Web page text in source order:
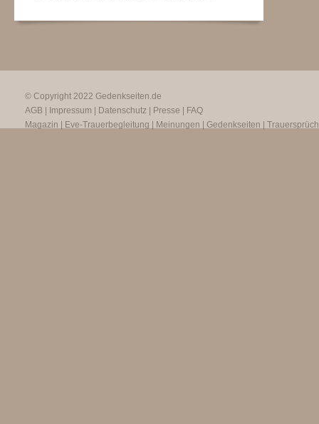
© Copyright 2022 Gedenkseiten.de
AGB
Impressum Datenschutz Presse
FAQ
Magazin
Eve-Trauerbegleitung Meinungen Gedenkseiten